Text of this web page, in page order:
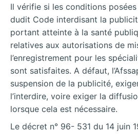
Il vérifie si les conditions
dudit Code interdisant la
portant atteinte à la santé
relatives aux autorisations de
l’enregistrement pour les
sont satisfaites. A défaut,
suspension de la publicité,
l’interdire, voire exiger la
lorsque cela est nécessaire.
Le décret n° 96- 531 du 14 juin